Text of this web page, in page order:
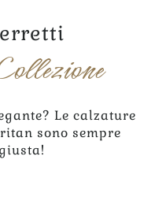
Le calzature
sono sempre